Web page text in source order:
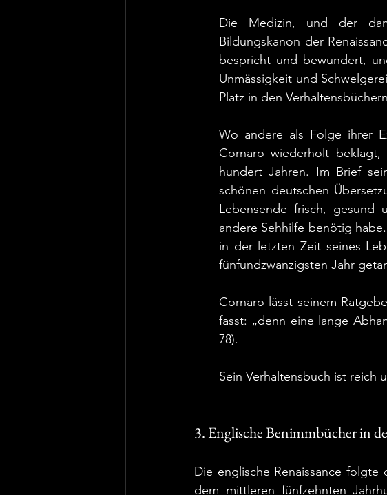
Die Medizin, und der
Bildungskanon der
bespricht und bewundert,
Unmässigkeit und
Platz in den
Wo andere als Folge ihrer
Cornaro wiederholt
hundert Jahren. Im Brief
schönen deutschen
Lebensende frisch,
andere Sehhilfe benötig
in der letzten Zeit seines
fünfundzwanzigsten Jahr
Cornaro lässt seinem
fasst: „denn eine lange
78).
Sein Verhaltensbuch ist reich
3. Englische Benimmbücher in
Die englische Renaissance folgte
dem mittleren fünfzehnten